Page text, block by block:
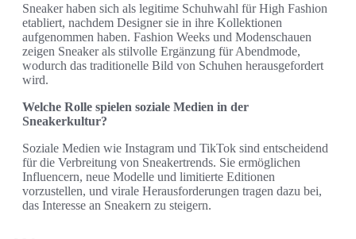
Sneaker haben sich als legitime Schuhwahl für High Fashion
etabliert, nachdem Designer sie in ihre Kollektionen
aufgenommen haben. Fashion Weeks und Modenschauen
zeigen Sneaker als stilvolle Ergänzung für Abendmode,
wodurch das traditionelle Bild von Schuhen herausgefordert
wird.
Welche Rolle spielen soziale Medien in der
Sneakerkultur?
Soziale Medien wie Instagram und TikTok sind entscheidend
für die Verbreitung von Sneakertrends. Sie ermöglichen
Influencern, neue Modelle und limitierte Editionen
vorzustellen, und virale Herausforderungen tragen dazu bei,
das Interesse an Sneakern zu steigern.